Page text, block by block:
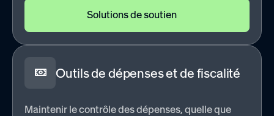
Solutions de soutien
Outils de dépenses et de fiscalité
Maintenir le contrôle des dépenses, quelle que